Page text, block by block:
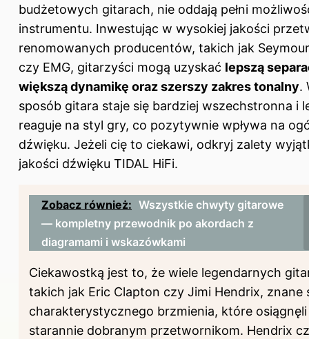
budżetowych gitarach, nie oddają pełni
instrumentu. Inwestując w wysokiej jakości
renomowanych producentów, takich jak
czy EMG, gitarzyści mogą uzyskać lepszą
większą dynamikę oraz szerszy zakres tonalny.
sposób gitara staje się bardziej wszechstronna i
reaguje na styl gry, co pozytywnie wpływa na
dźwięku. Jeżeli cię to ciekawi, odkryj zalety
jakości dźwięku TIDAL HiFi.
Zobacz również: Wszystkie chwyty gitarowe
— kompletny przewodnik po akordach z
diagramami i wskazówkami
Ciekawostką jest to, że wiele legendarnych
takich jak Eric Clapton czy Jimi Hendrix, znane
charakterystycznego brzmienia, które
starannie dobranym przetwornikom. Hendrix